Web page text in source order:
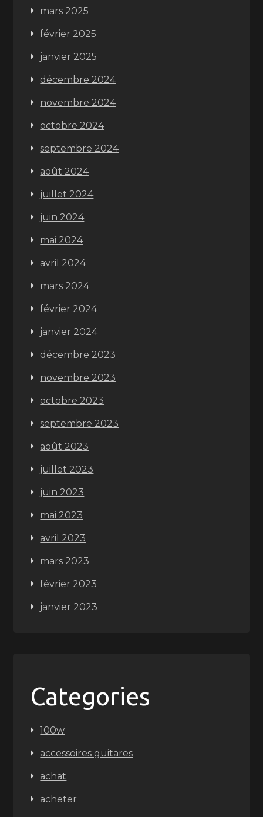
mars 2025
février 2025
janvier 2025
décembre 2024
novembre 2024
octobre 2024
septembre 2024
août 2024
juillet 2024
juin 2024
mai 2024
avril 2024
mars 2024
février 2024
janvier 2024
décembre 2023
novembre 2023
octobre 2023
septembre 2023
août 2023
juillet 2023
juin 2023
mai 2023
avril 2023
mars 2023
février 2023
janvier 2023
Categories
100w
accessoires guitares
achat
acheter